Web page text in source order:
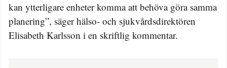
kan ytterligare enheter komma att behöva göra samma
planering”, säger hälso- och sjukvårdsdirektören
Elisabeth Karlsson i en skriftlig kommentar.